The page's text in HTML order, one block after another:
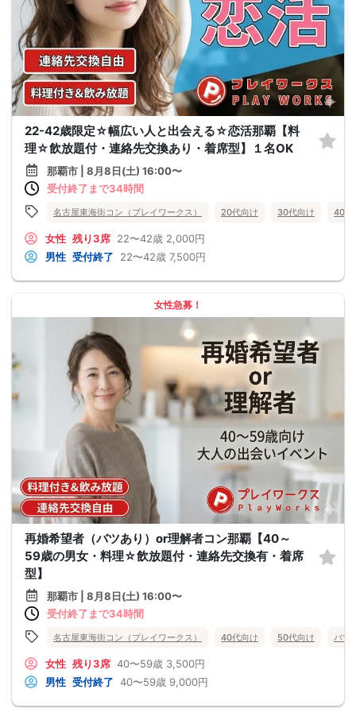
22-42歳限定☆幅広い人と出会える☆恋活那覇【料
理☆飲放題付・連絡先交換あり・着席型】１名OK
那覇市 | 8月8日(土) 16:00〜
受付終了まで34時間
名古屋東海街コン（プレイワークス） 20代向け 30代向け 40代
女性 残り3席 22〜42歳 2,000円
男性 受付終了 22〜42歳 7,500円
女性急募！
再婚希望者（バツあり）or理解者コン那覇【40～
59歳の男女・料理☆飲放題付・連絡先交換有・着席
型】
那覇市 | 8月8日(土) 16:00〜
受付終了まで34時間
名古屋東海街コン（プレイワークス） 40代向け 50代向け バツ
女性 残り3席 40〜59歳 3,500円
男性 受付終了 40〜59歳 9,000円